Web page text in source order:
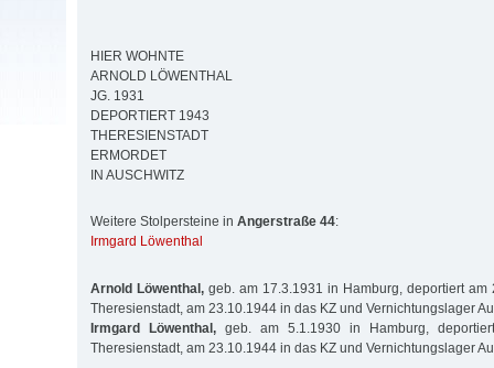
HIER WOHNTE
ARNOLD LÖWENTHAL
JG. 1931
DEPORTIERT 1943
THERESIENSTADT
ERMORDET
IN AUSCHWITZ
Weitere Stolpersteine in Angerstraße 44:
Irmgard Löwenthal
Arnold Löwenthal, geb. am 17.3.1931 in Hamburg, deportiert am
Theresienstadt, am 23.10.1944 in das KZ und Vernichtungslager
Irmgard Löwenthal, geb. am 5.1.1930 in Hamburg,
Theresienstadt, am 23.10.1944 in das KZ und Vernichtungslager